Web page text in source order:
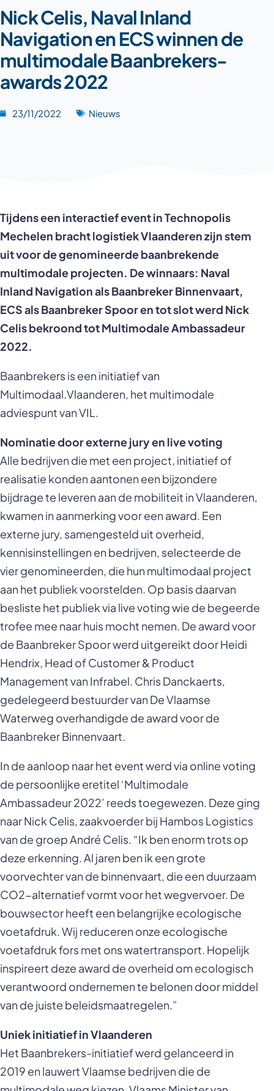
Nick Celis, Naval Inland
Navigation en ECS winnen de
multimodale Baanbrekers-
awards 2022
23/11/2022 Nieuws
Tijdens een interactief event in Technopolis
Mechelen bracht logistiek Vlaanderen zijn stem
uit voor de genomineerde baanbrekende
multimodale projecten. De winnaars: Naval
Inland Navigation als Baanbreker Binnenvaart,
ECS als Baanbreker Spoor en tot slot werd Nick
Celis bekroond tot Multimodale Ambassadeur
2022.
Baanbrekers is een initiatief van
Multimodaal.Vlaanderen, het multimodale
adviespunt van VIL.
Nominatie door externe jury en live voting
Alle bedrijven die met een project, initiatief of
realisatie konden aantonen een bijzondere
bijdrage te leveren aan de mobiliteit in Vlaanderen,
kwamen in aanmerking voor een award. Een
externe jury, samengesteld uit overheid,
kennisinstellingen en bedrijven, selecteerde de
vier genomineerden, die hun multimodaal project
aan het publiek voorstelden. Op basis daarvan
besliste het publiek via live voting wie de begeerde
trofee mee naar huis mocht nemen. De award voor
de Baanbreker Spoor werd uitgereikt door Heidi
Hendrix, Head of Customer & Product
Management van Infrabel. Chris Danckaerts,
gedelegeerd bestuurder van De Vlaamse
Waterweg overhandigde de award voor de
Baanbreker Binnenvaart.
In de aanloop naar het event werd via online voting
de persoonlijke eretitel ‘Multimodale
Ambassadeur 2022’ reeds toegewezen. Deze ging
naar Nick Celis, zaakvoerder bij Hambos Logistics
van de groep André Celis. “Ik ben enorm trots op
deze erkenning. Al jaren ben ik een grote
voorvechter van de binnenvaart, die een duurzaam
CO2-alternatief vormt voor het wegvervoer. De
bouwsector heeft een belangrijke ecologische
voetafdruk. Wij reduceren onze ecologische
voetafdruk fors met ons watertransport. Hopelijk
inspireert deze award de overheid om ecologisch
verantwoord ondernemen te belonen door middel
van de juiste beleidsmaatregelen.”
Uniek initiatief in Vlaanderen
Het Baanbrekers-initiatief werd gelanceerd in
2019 en lauwert Vlaamse bedrijven die de